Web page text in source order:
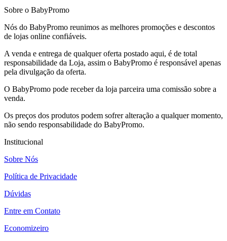
Sobre o BabyPromo
Nós do BabyPromo reunimos as melhores promoções e descontos
de lojas online confiáveis.
A venda e entrega de qualquer oferta postado aqui, é de total
responsabilidade da Loja, assim o BabyPromo é responsável apenas
pela divulgação da oferta.
O BabyPromo pode receber da loja parceira uma comissão sobre a
venda.
Os preços dos produtos podem sofrer alteração a qualquer momento,
não sendo responsabilidade do BabyPromo.
Institucional
Sobre Nós
Política de Privacidade
Dúvidas
Entre em Contato
Economizeiro